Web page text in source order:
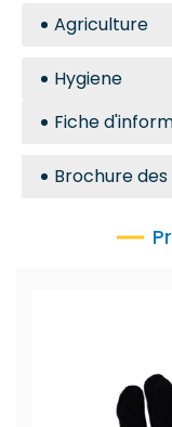
Agriculture
Hygiene
Fiche
Brochure